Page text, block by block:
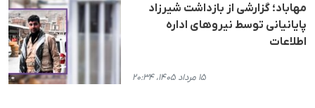
مهاباد؛ گزارشی از بازداشت شیرزاد
پایانیانی توسط نیروهای اداره
اطلاعات
۱۵ مرداد ۱۴۰۵، ۲۰:۳۴